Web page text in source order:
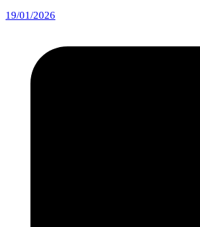
19/01/2026